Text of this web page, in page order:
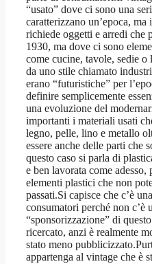
“usato” dove ci sono una
caratterizzano un’epoca,
richiede oggetti e arredi che
1930, ma dove ci sono
come cucine, tavole, sedie o
da uno stile chiamato
erano “futuristiche” per
definire semplicemente
una evoluzione del
importanti i materiali usati
legno, pelle, lino e metallo
essere anche delle parti che
questo caso si parla di
e ben lavorata come
elementi plastici che non
passati.Si capisce che c’è
consumatori perché non c’è
“sponsorizzazione” di
ricercato, anzi è realmente
stato meno
appartenga al vintage che è